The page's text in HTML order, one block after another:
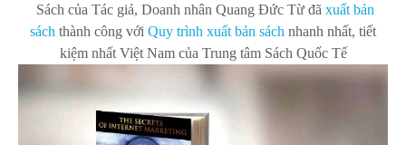
Sách của Tác giả, Doanh nhân Quang Đức Từ đã xuất bản
sách thành công với Quy trình xuất bản sách nhanh nhất, tiết
kiệm nhất Việt Nam của Trung tâm Sách Quốc Tế